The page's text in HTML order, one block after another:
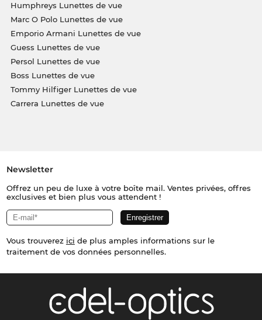
Humphreys Lunettes de vue
Marc O Polo Lunettes de vue
Emporio Armani Lunettes de vue
Guess Lunettes de vue
Persol Lunettes de vue
Boss Lunettes de vue
Tommy Hilfiger Lunettes de vue
Carrera Lunettes de vue
Newsletter
Offrez un peu de luxe à votre boîte mail. Ventes privées, offres
exclusives et bien plus vous attendent !
Vous trouverez ici de plus amples informations sur le
traitement de vos données personnelles.